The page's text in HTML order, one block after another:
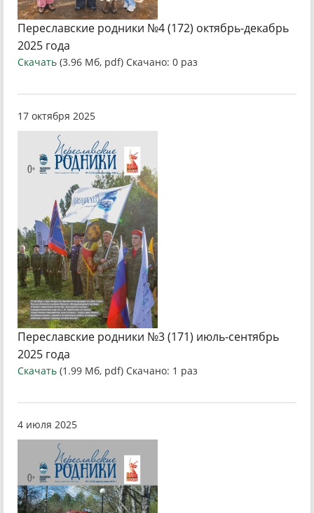
Переславские родники №4 (172) октябрь-декабрь
2025 года
Скачать (3.96 Мб, pdf) Скачано: 0 раз
17 октября 2025
Переславские родники №3 (171) июль-сентябрь
2025 года
Скачать (1.99 Мб, pdf) Скачано: 1 раз
4 июля 2025